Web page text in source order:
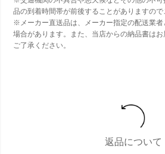
品の到着時間帯が前後することがありますので
※メーカー直送品は、メーカー指定の配送業
場合があります。また、当店からの納品書はお
ご了承ください。
返品について